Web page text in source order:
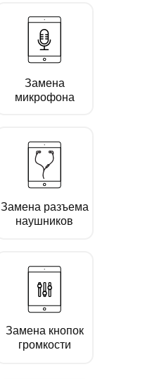
Замена кнопок
громкости
Замена
микрофона
Замена разъема
наушников